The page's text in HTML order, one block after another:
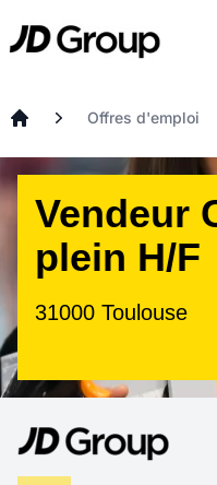
JD
Offres d'emploi
Vendeur
plein H/F
31000 Toulouse